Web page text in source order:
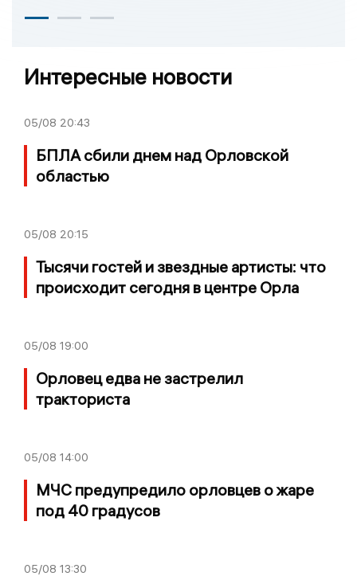
Интересные новости
05/08 20:43
БПЛА сбили днем над Орловской
областью
05/08 20:15
Тысячи гостей и звездные артисты: что
происходит сегодня в центре Орла
05/08 19:00
Орловец едва не застрелил
тракториста
05/08 14:00
МЧС предупредило орловцев о жаре
под 40 градусов
05/08 13:30